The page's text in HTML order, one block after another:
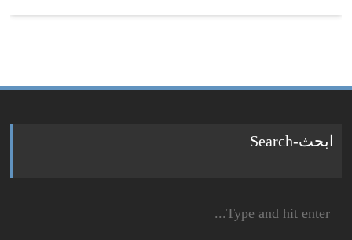
ابحث-Search
for: